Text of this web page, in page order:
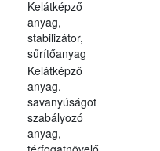
Kelátképző
anyag,
stabilizátor,
sűrítőanyag
Kelátképző
anyag,
savanyúságot
szabályozó
anyag,